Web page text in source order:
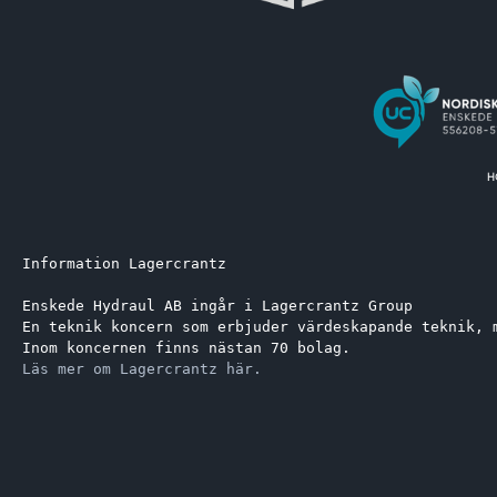
Information Lagercrantz
Enskede Hydraul AB ingår i Lagercrantz Group
En teknik koncern som erbjuder värdeskapande
Inom koncernen finns nästan 70 bolag.
Läs mer om Lagercrantz här.